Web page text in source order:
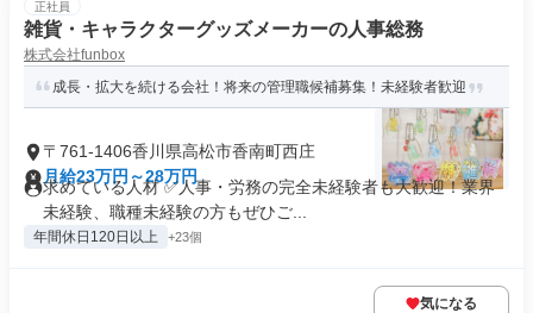
正社員
雑貨・キャラクターグッズメーカーの人事総務
株式会社funbox
成長・拡大を続ける会社！将来の管理職候補募集！未経験者歓迎
〒761-1406香川県高松市香南町西庄
月給23万円～28万円
求めている人材 ✅人事・労務の完全未経験者も大歓迎！業界
未経験、職種未経験の方もぜひご...
年間休日120日以上 +23個
気になる